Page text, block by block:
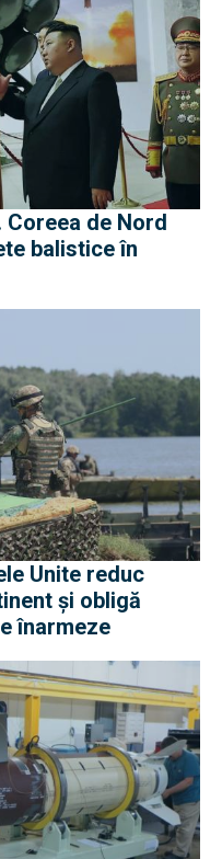
Coreea de Nord
balistice în
și obligă
înarmeze